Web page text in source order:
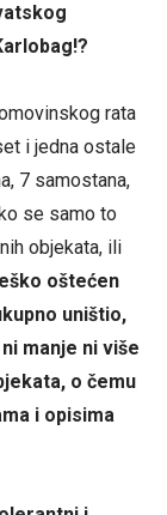
rata
i jedna ostale
7 samostana,
se samo to
objekata, ili
oštećen
uništio,
manje ni više
o čemu
i opisima